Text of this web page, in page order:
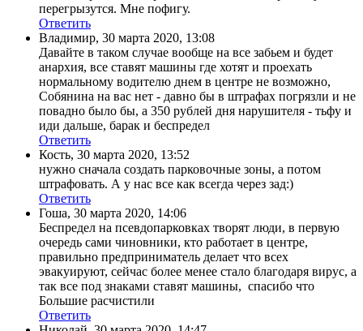
перегрызутся. Мне пофигу.
Ответить
Владимир, 30 марта 2020, 13:08
Давайте в таком случае вообще на все забьем и будет
анархия, все ставят машины где хотят и проехать
нормальному водителю днем в центре не возможно,
Собянина на вас нет - давно бы в штрафах погрязли и не
повадно было бы, а 350 рублей дня нарушителя - тьфу и
иди дальше, барак и беспредел
Ответить
Кость, 30 марта 2020, 13:52
нужно сначала создать парковочные зоны, а потом
штрафовать. А у нас все как всегда через зад:)
Ответить
Гоша, 30 марта 2020, 14:06
Беспредел на псевдопарковках творят люди, в первую
очередь сами чиновники, кто работает в центре,
правильно предприниматель делает что всех
эвакуируют, сейчас более менее стало благодаря вирус, а
так все под знаками ставят машины, спасибо что
Большие расчистили
Ответить